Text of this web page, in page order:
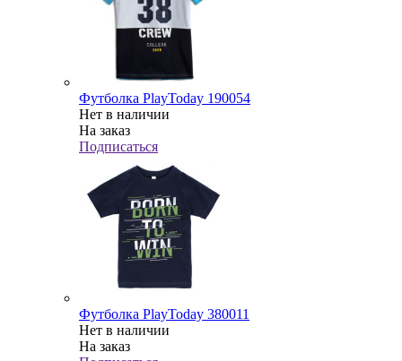
Футболка PlayToday 190054
Нет в наличии
На заказ
Подписаться
Футболка PlayToday 380011
Нет в наличии
На заказ